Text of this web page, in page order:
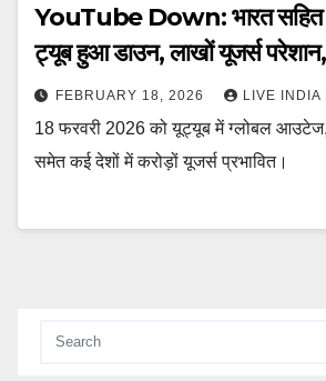
YouTube Down: भारत सहित
ट्यूब हुआ डाउन, लाखों यूजर्स परेशान,
FEBRUARY 18, 2026 LIVE INDIA
18 फरवरी 2026 को यूट्यूब में ग्लोबल
समेत कई देशों में करोड़ों यूजर्स प्रभावित।